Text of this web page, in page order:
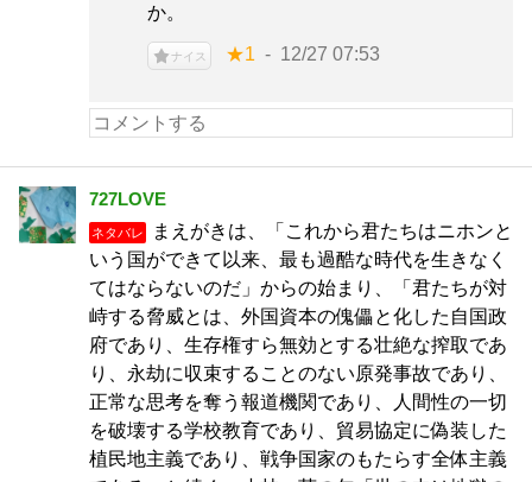
か。
ナイス ★1 12/27 07:53
727LOVE
ネタバレ
まえがきは、「これから君たちはニホンと
いう国ができて以来、最も過酷な時代を生きなく
てはならないのだ」からの始まり、「君たちが対
峙する脅威とは、外国資本の傀儡と化した自国政
府であり、生存権すら無効とする壮絶な搾取であ
り、永劫に収束することのない原発事故であり、
正常な思考を奪う報道機関であり、人間性の一切
を破壊する学校教育であり、貿易協定に偽装した
植民地主義であり、戦争国家のもたらす全体主義